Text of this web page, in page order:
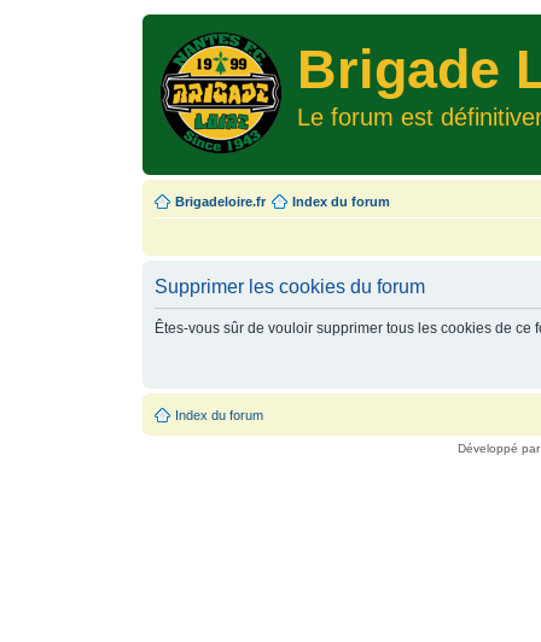
Brigade
Le forum est
Brigadeloire.fr Index du forum
Supprimer les cookies du forum
Êtes-vous sûr de vouloir supprimer tous les cookies de ce
Index du forum
Développé